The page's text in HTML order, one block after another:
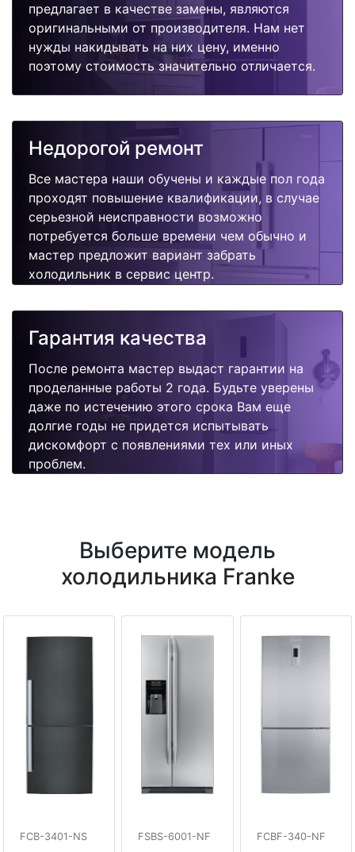
предлагает в качестве замены, являются
оригинальными от производителя. Нам нет
нужды накидывать на них цену, именно
поэтому стоимость значительно отличается.
Недорогой ремонт
Все мастера наши обучены и каждые пол года
проходят повышение квалификации, в случае
серьезной неисправности возможно
потребуется больше времени чем обычно и
мастер предложит вариант забрать
холодильник в сервис центр.
Гарантия качества
После ремонта мастер выдаст гарантии на
проделанные работы 2 года. Будьте уверены
даже по истечению этого срока Вам еще
долгие годы не придется испытывать
дискомфорт с появлениями тех или иных
проблем.
Выберите модель
холодильника Franke
FCB-3401-NS FSBS-6001-NF FCBF-340-NF